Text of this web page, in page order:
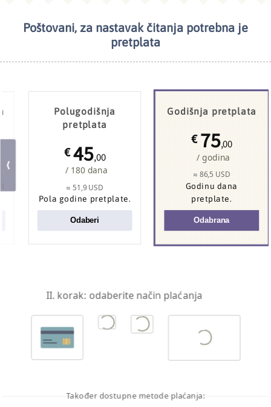
Poštovani, za nastavak čitanja potrebna je
pretplata
Polugodišnja
pretplata
€45,00
/ 180 dana
≈ 51,9 USD
Pola godine pretplate.
Odaberi
Godišnja pretplata
€75,00
/ godina
≈ 86,5 USD
Godinu dana
pretplate.
Odabrana
II. korak: odaberite način plaćanja
Također dostupne metode plaćanja: